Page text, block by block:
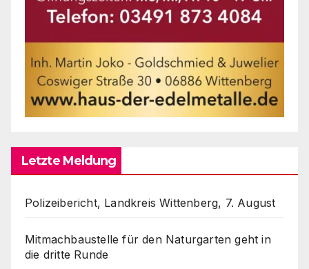
Letzte Meldung
Polizeibericht, Landkreis Wittenberg, 7. August
Mitmachbaustelle für den Naturgarten geht in
die dritte Runde